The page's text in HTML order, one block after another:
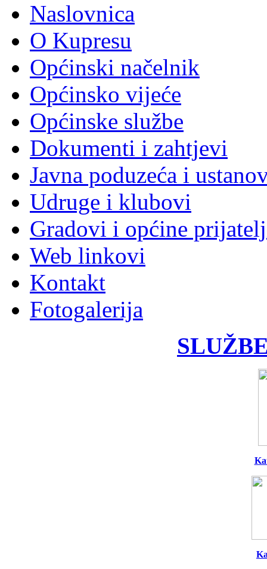
Naslovnica
O Kupresu
Općinski načelnik
Općinsko vijeće
Općinske službe
Dokumenti i zahtjevi
Javna poduzeća i
Udruge i klubovi
Gradovi i općine
Web linkovi
Kontakt
Fotogalerija